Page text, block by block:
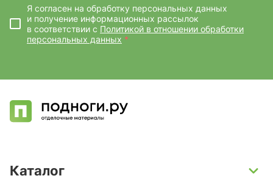
Я согласен на обработку персональных данных
и получение информационных рассылок
в соответствии с Политикой в отношении обработки
персональных данных *
Каталог